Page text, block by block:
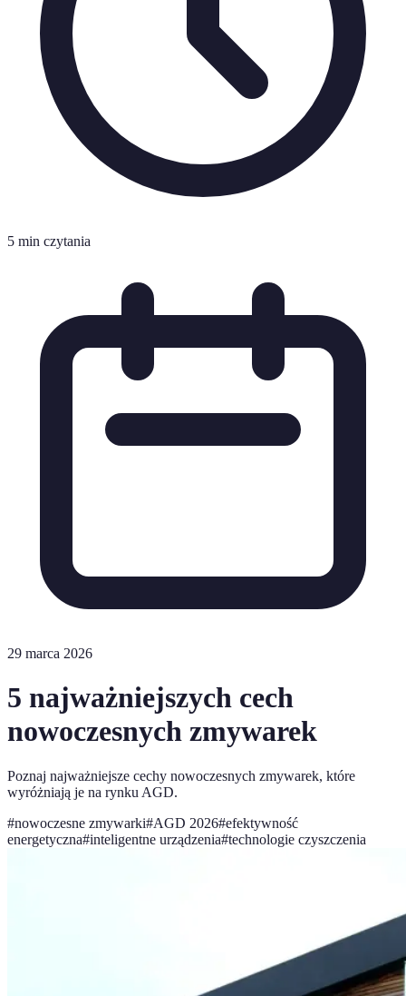
5 min czytania
29 marca 2026
5 najważniejszych cech
nowoczesnych zmywarek
Poznaj najważniejsze cechy nowoczesnych zmywarek, które
wyróżniają je na rynku AGD.
#nowoczesne zmywarki#AGD 2026#efektywność
energetyczna#inteligentne urządzenia#technologie czyszczenia